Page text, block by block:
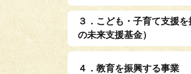
３．こども・子育て支援
の未来支援基金）
４．教育を振興する事業